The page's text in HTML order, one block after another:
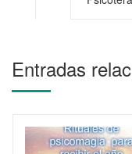
Entradas